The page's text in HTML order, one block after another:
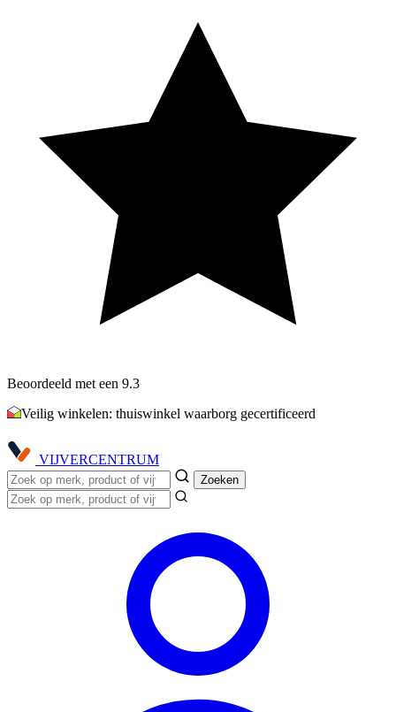
Beoordeeld met een 9.3
Veilig winkelen: thuiswinkel waarborg gecertificeerd
VIJVERCENTRUM
Zoeken